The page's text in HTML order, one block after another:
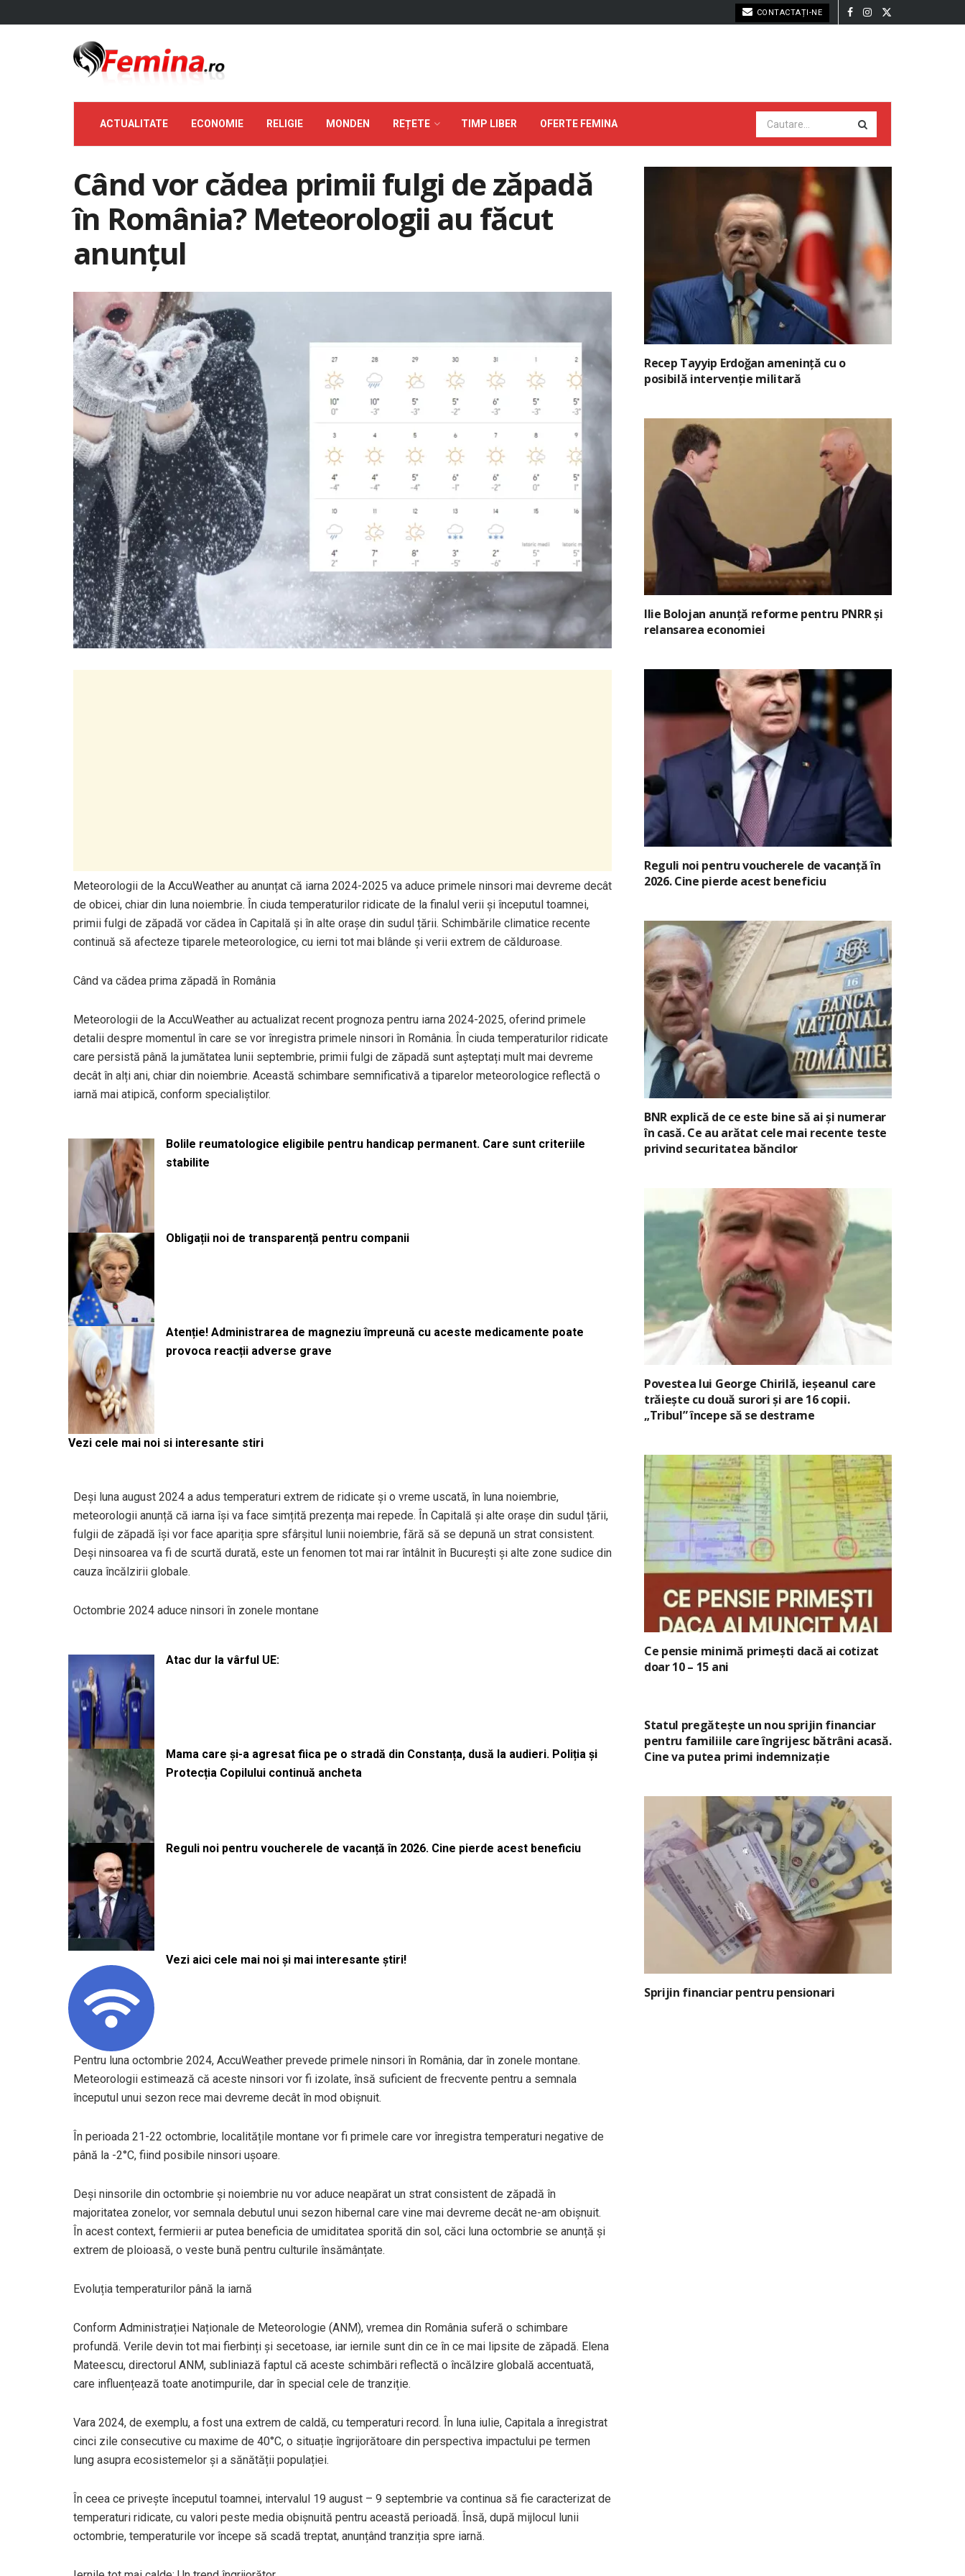
CONTACTAȚI-NE
ACTUALITATE ECONOMIE RELIGIE MONDEN REȚETE TIMP LIBER OFERTE FEMINA
Când vor cădea primii fulgi de zăpadă
în România? Meteorologii au făcut
anunțul
Meteorologii de la AccuWeather au anunțat că iarna 2024-2025 va aduce primele ninsori mai devreme decât
de obicei, chiar din luna noiembrie. În ciuda temperaturilor ridicate de la finalul verii și începutul toamnei,
primii fulgi de zăpadă vor cădea în Capitală și în alte orașe din sudul țării. Schimbările climatice recente
continuă să afecteze tiparele meteorologice, cu ierni tot mai blânde și verii extrem de călduroase.
Când va cădea prima zăpadă în România
Meteorologii de la AccuWeather au actualizat recent prognoza pentru iarna 2024-2025, oferind primele
detalii despre momentul în care se vor înregistra primele ninsori în România. În ciuda temperaturilor ridicate
care persistă până la jumătatea lunii septembrie, primii fulgi de zăpadă sunt așteptați mult mai devreme
decât în alți ani, chiar din noiembrie. Această schimbare semnificativă a tiparelor meteorologice reflectă o
iarnă mai atipică, conform specialiștilor.
Bolile reumatologice eligibile pentru handicap permanent. Care sunt criteriile
stabilite
Obligații noi de transparență pentru companii
Atenție! Administrarea de magneziu împreună cu aceste medicamente poate
provoca reacții adverse grave
Vezi cele mai noi si interesante stiri
Deși luna august 2024 a adus temperaturi extrem de ridicate și o vreme uscată, în luna noiembrie,
meteorologii anunță că iarna își va face simțită prezența mai repede. În Capitală și alte orașe din sudul țării,
fulgii de zăpadă își vor face apariția spre sfârșitul lunii noiembrie, fără să se depună un strat consistent.
Deși ninsoarea va fi de scurtă durată, este un fenomen tot mai rar întâlnit în București și alte zone sudice din
cauza încălzirii globale.
Octombrie 2024 aduce ninsori în zonele montane
Atac dur la vârful UE:
Mama care și-a agresat fiica pe o stradă din Constanța, dusă la audieri. Poliția și
Protecția Copilului continuă ancheta
Reguli noi pentru voucherele de vacanță în 2026. Cine pierde acest beneficiu
Vezi aici cele mai noi și mai interesante știri!
Pentru luna octombrie 2024, AccuWeather prevede primele ninsori în România, dar în zonele montane.
Meteorologii estimează că aceste ninsori vor fi izolate, însă suficient de frecvente pentru a semnala
începutul unui sezon rece mai devreme decât în mod obișnuit.
În perioada 21-22 octombrie, localitățile montane vor fi primele care vor înregistra temperaturi negative de
până la -2°C, fiind posibile ninsori ușoare.
Deși ninsorile din octombrie și noiembrie nu vor aduce neapărat un strat consistent de zăpadă în
majoritatea zonelor, vor semnala debutul unui sezon hibernal care vine mai devreme decât ne-am obișnuit.
În acest context, fermierii ar putea beneficia de umiditatea sporită din sol, căci luna octombrie se anunță și
extrem de ploioasă, o veste bună pentru culturile însămânțate.
Evoluția temperaturilor până la iarnă
Conform Administrației Naționale de Meteorologie (ANM), vremea din România suferă o schimbare
profundă. Verile devin tot mai fierbinți și secetoase, iar iernile sunt din ce în ce mai lipsite de zăpadă. Elena
Mateescu, directorul ANM, subliniază faptul că aceste schimbări reflectă o încălzire globală accentuată,
care influențează toate anotimpurile, dar în special cele de tranziție.
Vara 2024, de exemplu, a fost una extrem de caldă, cu temperaturi record. În luna iulie, Capitala a înregistrat
cinci zile consecutive cu maxime de 40°C, o situație îngrijorătoare din perspectiva impactului pe termen
lung asupra ecosistemelor și a sănătății populației.
În ceea ce privește începutul toamnei, intervalul 19 august – 9 septembrie va continua să fie caracterizat de
temperaturi ridicate, cu valori peste media obișnuită pentru această perioadă. Însă, după mijlocul lunii
octombrie, temperaturile vor începe să scadă treptat, anunțând tranziția spre iarnă.
Recep Tayyip Erdoğan amenință cu o
posibilă intervenție militară
Ilie Bolojan anunță reforme pentru PNRR și
relansarea economiei
Reguli noi pentru voucherele de vacanță în
2026. Cine pierde acest beneficiu
BNR explică de ce este bine să ai și numerar
în casă. Ce au arătat cele mai recente teste
privind securitatea băncilor
Povestea lui George Chirilă, ieșeanul care
trăiește cu două surori și are 16 copii.
„Tribul” începe să se destrame
Ce pensie minimă primești dacă ai cotizat
doar 10 – 15 ani
Statul pregătește un nou sprijin financiar
pentru familiile care îngrijesc bătrâni acasă.
Cine va putea primi indemnizație
Sprijin financiar pentru pensionari